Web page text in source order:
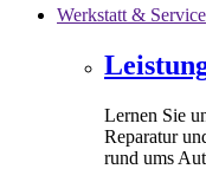
Werkstatt & Service
Lernen Sie
Reparatur
rund ums